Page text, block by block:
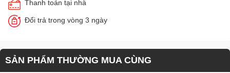
Thanh toán tại nhà
Đổi trả trong vòng 3 ngày
SẢN PHẨM THƯỜNG MUA CÙNG